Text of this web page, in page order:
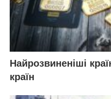
Найрозвиненіші
країн